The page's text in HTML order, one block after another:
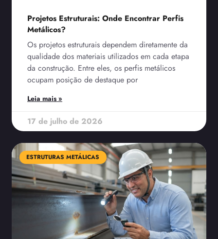
Projetos Estruturais: Onde Encontrar Perfis
Metálicos?
Os projetos estruturais dependem diretamente da
qualidade dos materiais utilizados em cada etapa
da construção. Entre eles, os perfis metálicos
ocupam posição de destaque por
Leia mais »
17 de julho de 2026
ESTRUTURAS METÁLICAS